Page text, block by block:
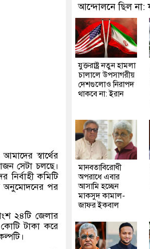
স্বার্থের
সেটা চলছে।
কমিটি
অনুমোদনের পর
২৪টি জেলার
টাকা করে
আন্দোলনে ছিল
যুক্তরাষ্ট্র নতুন হামলা
চালালে উপসাগরীয়
দেশগুলোও নিরাপদ
থাকবে না: ইরান
মানবতাবিরোধী
অপরাধে এবার
আসামি হচ্ছেন
মাকসুদ কামাল-
জাফর ইকবাল